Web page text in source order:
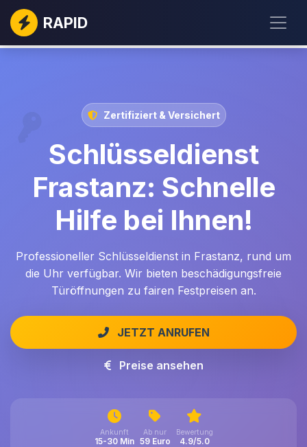
RAPID
Zertifiziert & Versichert
Schlüsseldienst
Frastanz: Schnelle
Hilfe bei Ihnen!
Professioneller Schlüsseldienst in Frastanz, rund um
die Uhr verfügbar. Wir bieten beschädigungsfreie
Türöffnungen zu fairen Festpreisen an.
JETZT ANRUFEN
Preise ansehen
Ankunft
15-30 Min
Ab nur
59 Euro
Bewertung
4.9/5.0